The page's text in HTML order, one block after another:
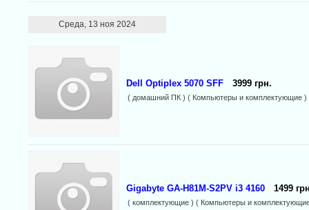
Среда, 13 ноя 2024
Dell Optiplex 5070 SFF 3999 грн.
( домашний ПК ) ( Компьютеры и комплектующие )
Gigabyte GA-H81M-S2PV i3 4160 1499
( комплектующие ) ( Компьютеры и